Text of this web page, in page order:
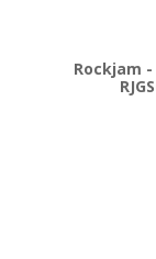
Rockjam